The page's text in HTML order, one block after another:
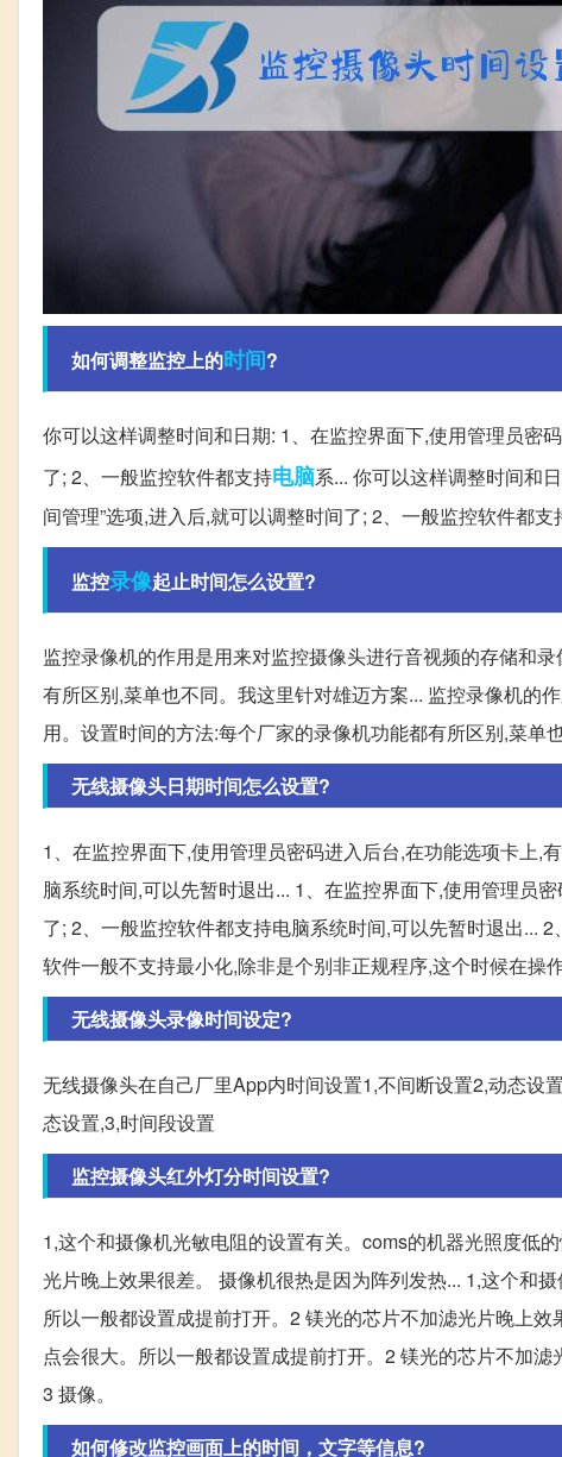
如何调整监控上的时间?
你可以这样调整时间和日期: 1、在监控界面下,使用管理员密
了; 2、一般监控软件都支持电脑系... 你可以这样调整时间和
间管理”选项,进入后,就可以调整时间了; 2、一般监控软件都支
监控录像起止时间怎么设置?
监控录像机的作用是用来对监控摄像头进行音视频的存储和
有所区别,菜单也不同。我这里针对雄迈方案... 监控录像机的
用。设置时间的方法:每个厂家的录像机功能都有所区别,菜单
无线摄像头日期时间怎么设置?
1、在监控界面下,使用管理员密码进入后台,在功能选项卡上,
脑系统时间,可以先暂时退出... 1、在监控界面下,使用管理员
了; 2、一般监控软件都支持电脑系统时间,可以先暂时退出...
软件一般不支持最小化,除非是个别非正规程序,这个时候在操
无线摄像头录像时间设定?
无线摄像头在自己厂里App内时间设置1,不间断设置2,动态设
态设置,3,时间段设置
监控摄像头红外灯分时间设置?
1,这个和摄像机光敏电阻的设置有关。coms的机器光照度低
光片晚上效果很差。 摄像机很热是因为阵列发热... 1,这个和
所以一般都设置成提前打开。2 镁光的芯片不加滤光片晚上
点会很大。所以一般都设置成提前打开。2 镁光的芯片不加
3 摄像。
如何修改监控画面上的时间，文字等信息?